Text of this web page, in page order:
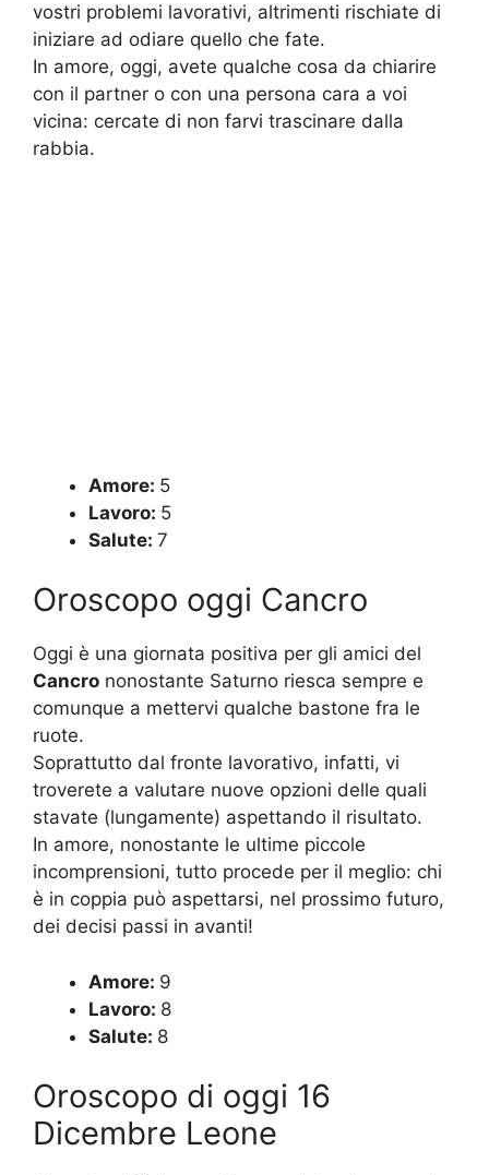
vostri problemi lavorativi, altrimenti rischiate di
iniziare ad odiare quello che fate.
In amore, oggi, avete qualche cosa da chiarire
con il partner o con una persona cara a voi
vicina: cercate di non farvi trascinare dalla
rabbia.
Amore: 5
Lavoro: 5
Salute: 7
Oroscopo oggi Cancro
Oggi è una giornata positiva per gli amici del
Cancro nonostante Saturno riesca sempre e
comunque a mettervi qualche bastone fra le
ruote.
Soprattutto dal fronte lavorativo, infatti, vi
troverete a valutare nuove opzioni delle quali
stavate (lungamente) aspettando il risultato.
In amore, nonostante le ultime piccole
incomprensioni, tutto procede per il meglio: chi
è in coppia può aspettarsi, nel prossimo futuro,
dei decisi passi in avanti!
Amore: 9
Lavoro: 8
Salute: 8
Oroscopo di oggi 16
Dicembre Leone